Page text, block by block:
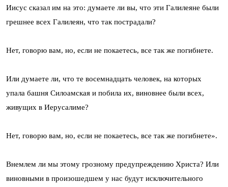
Иисус сказал им на это: думаете ли вы, что эти Галилеяне были
грешнее всех Галилеян, что так пострадали?
Нет, говорю вам, но, если не покаетесь, все так же погибнете.
Или думаете ли, что те восемнадцать человек, на которых
упала башня Силоамская и побила их, виновнее были всех,
живущих в Иерусалиме?
Нет, говорю вам, но, если не покаетесь, все так же погибнете».
Внемлем ли мы этому грозному предупреждению Христа? Или
виновными в произошедшем у нас будут исключительного